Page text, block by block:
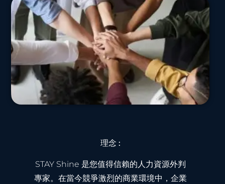
理念 :
STAY Shine 是您值得信賴的人力資源外判
專家。在當今競爭激烈的商業環境中，企業